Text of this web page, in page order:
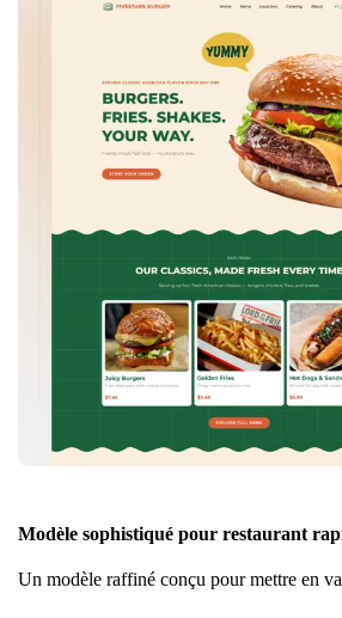
Modèle sophistiqué pour restaurant
Un modèle raffiné conçu pour mettre en